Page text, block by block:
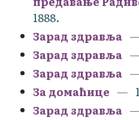
1888.
Зарад здравља
Зарад здравља
Зарад здравља
За домаћице
Зарад здравља